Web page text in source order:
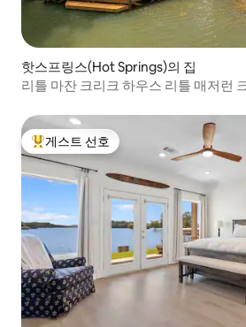
핫스프링스(Hot Springs)의 집
리틀 마잔 크리크 하우스
상위 게스트 선호
게스트 선호